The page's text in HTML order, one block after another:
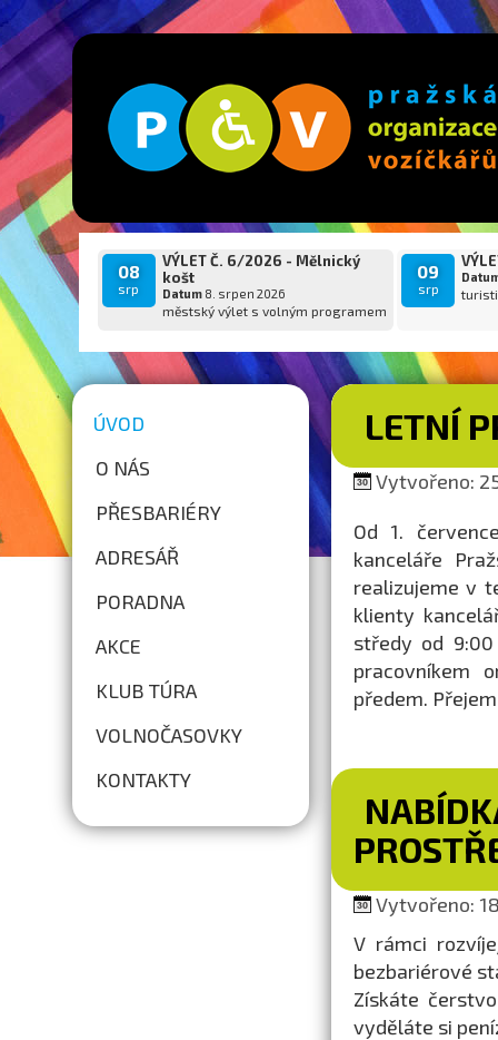
08
srp
VÝLET Č. 6/2026 - Mělnický
košt
Datum8. srpen 2026
městský výlet s volným programem
09
srp
ÚVOD
O NÁS
PŘESBARIÉRY
ADRESÁŘ
PORADNA
AKCE
KLUB TÚRA
VOLNOČASOVKY
KONTAKTY
LETNÍ
Vytvořeno:
Od 1.
kanceláře
realizujeme v
klienty
středy od
pracovníkem
předem.
Vytvořeno:
V rámci
bezbariérové
Získáte
vyděláte si